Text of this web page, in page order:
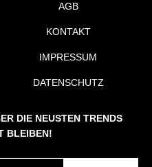
AGB
KONTAKT
IMPRESSUM
DATENSCHUTZ
DIE NEUSTEN TRENDS
BLEIBEN!